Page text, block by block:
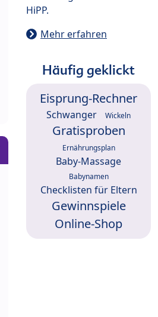
HiPP.
Mehr erfahren
Häufig geklickt
Eisprung-Rechner
Schwanger Wickeln
Gratisproben
Ernährungsplan
Baby-Massage
Babynamen
Checklisten für Eltern
Gewinnspiele
Online-Shop